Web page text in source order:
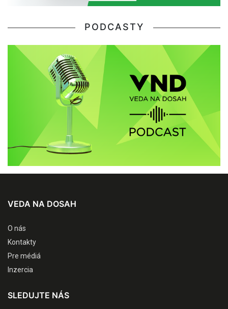
PODCASTY
VEDA NA DOSAH
O nás
Kontakty
Pre médiá
Inzercia
SLEDUJTE NÁS